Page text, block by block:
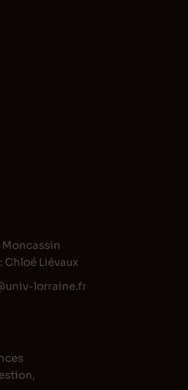
Moncassin
Liévaux
lorraine.fr